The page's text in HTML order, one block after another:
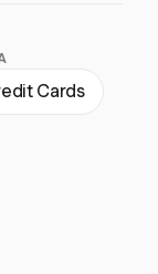
Cards